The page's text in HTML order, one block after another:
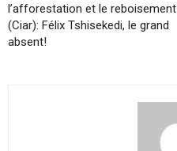
l’afforestation et le reboisement
(Ciar): Félix Tshisekedi, le grand
absent!